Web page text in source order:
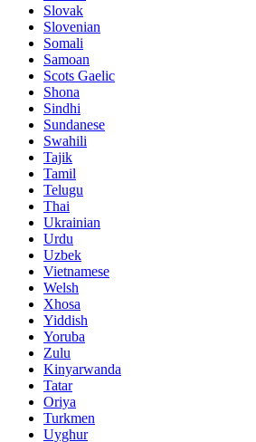
Slovak
Slovenian
Somali
Samoan
Scots Gaelic
Shona
Sindhi
Sundanese
Swahili
Tajik
Tamil
Telugu
Thai
Ukrainian
Urdu
Uzbek
Vietnamese
Welsh
Xhosa
Yiddish
Yoruba
Zulu
Kinyarwanda
Tatar
Oriya
Turkmen
Uyghur